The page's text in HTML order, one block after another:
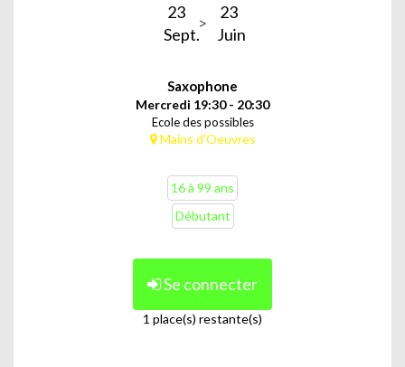
23
Sept.
23
Juin
Saxophone
Mercredi 19:30 - 20:30
Ecole des possibles
Mains d'Oeuvres
16 à 99 ans
Débutant
Se connecter
1 place(s) restante(s)